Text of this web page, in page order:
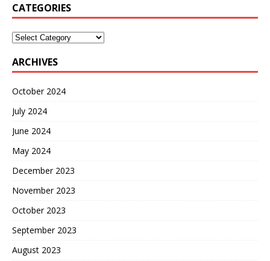
CATEGORIES
ARCHIVES
October 2024
July 2024
June 2024
May 2024
December 2023
November 2023
October 2023
September 2023
August 2023